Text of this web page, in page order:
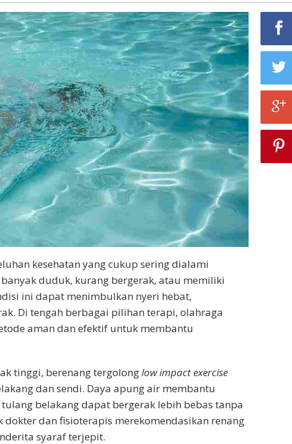
kesehatan yang cukup sering dialami
duduk, kurang bergerak, atau memiliki
ini dapat menimbulkan nyeri hebat,
Di tengah berbagai pilihan terapi, olahraga
aman dan efektif untuk membantu
tinggi, berenang tergolonglow impact exercise
dan sendi. Daya apung air membantu
belakang dapat bergerak lebih bebas tanpa
dokter dan fisioterapis merekomendasikan renang
syaraf terjepit.